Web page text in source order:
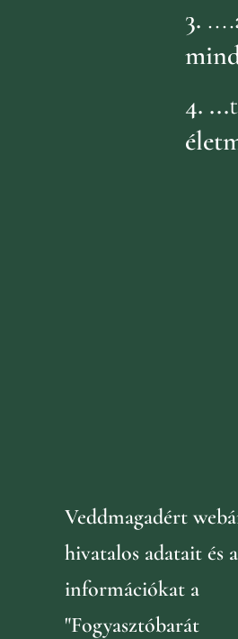
3.
4. ...
Veddmagadért
hivatalos adatait és
információkat a
"Fogyasztóbarát